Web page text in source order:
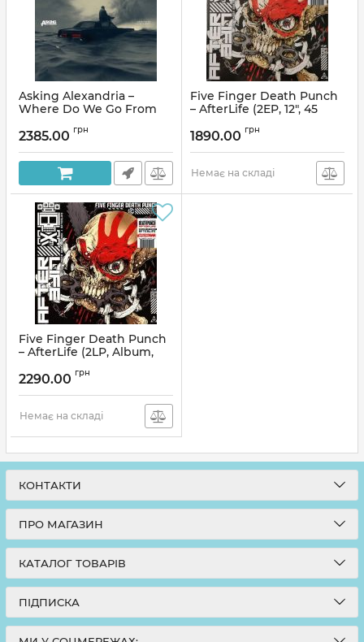
Asking Alexandria –
Where Do We Go From
Edition, Aqua Vinyl)
Артикул: 290423
2385.00 грн
Five Finger Death Punch
– AfterLife (2EP, 12", 45
Edition, Purple Vinyl)
Артикул: 290688
1890.00 грн
Немає на складі
Five Finger Death Punch
– AfterLife (2LP, Album,
Артикул: 268915
2290.00 грн
Немає на складі
КОНТАКТИ
ПРО МАГАЗИН
КАТАЛОГ ТОВАРІВ
ПІДПИСКА